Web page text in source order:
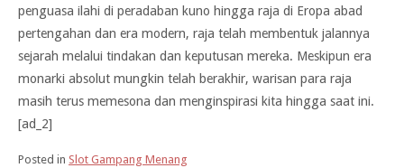
penguasa ilahi di peradaban kuno hingga raja di Eropa abad
pertengahan dan era modern, raja telah membentuk jalannya
sejarah melalui tindakan dan keputusan mereka. Meskipun era
monarki absolut mungkin telah berakhir, warisan para raja
masih terus memesona dan menginspirasi kita hingga saat ini.
[ad_2]
Posted in Slot Gampang Menang